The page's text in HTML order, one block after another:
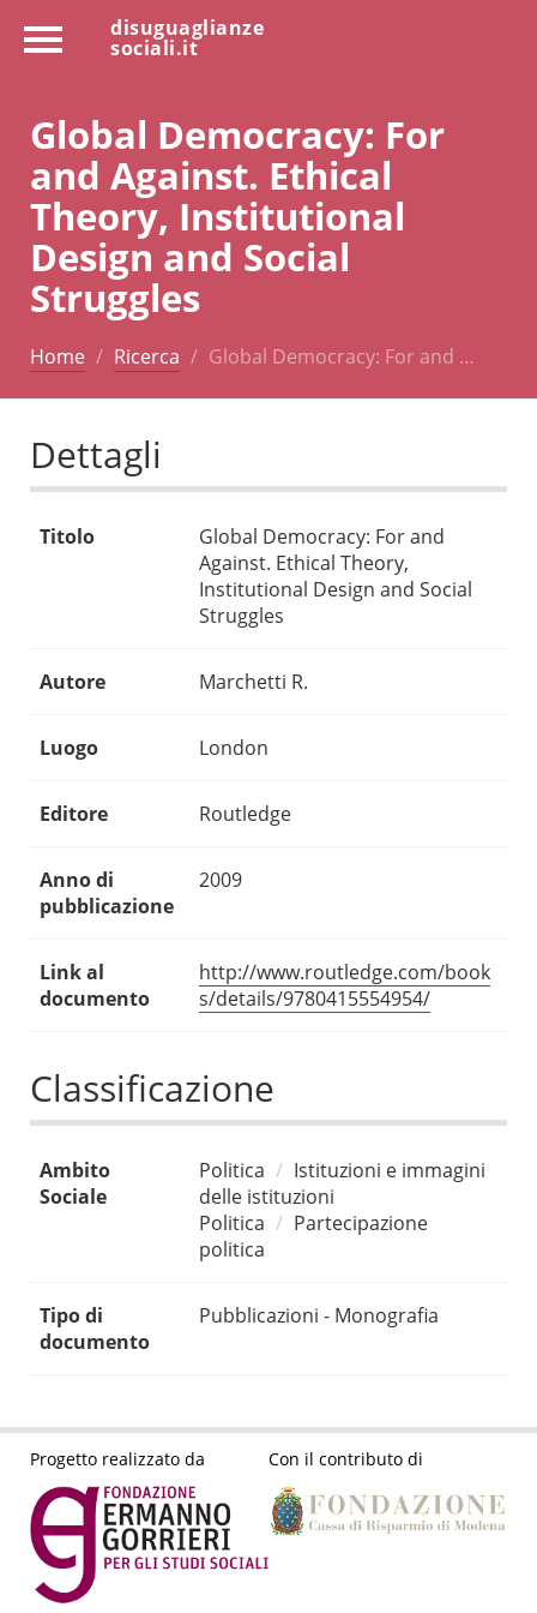
disuguaglianze
sociali.it
Global Democracy: For
and Against. Ethical
Theory, Institutional
Design and Social
Struggles
Home Ricerca Global Democracy: For and …
Dettagli
Titolo
Global Democracy: For and
Against. Ethical Theory,
Institutional Design and Social
Struggles
Autore Marchetti R.
Luogo London
Editore Routledge
Anno di
pubblicazione
2009
Link al
documento
http://www.routledge.com/book
s/details/9780415554954/
Classificazione
Ambito
Sociale
Politica
Istituzioni e immagini
delle istituzioni
Politica
Partecipazione
politica
Tipo di
documento
Pubblicazioni - Monografia
Progetto realizzato da Con il contributo di